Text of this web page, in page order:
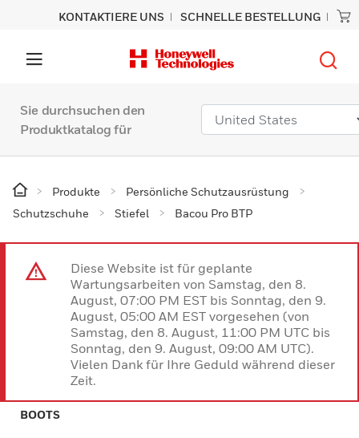
KONTAKTIERE UNS SCHNELLE BESTELLUNG
Sie durchsuchen den
Produktkatalog für
Produkte
Persönliche Schutzausrüstung
Schutzschuhe
Stiefel Bacou Pro BTP
Diese Website ist für geplante
Wartungsarbeiten von Samstag, den 8.
August, 07:00 PM EST bis Sonntag, den 9.
August, 05:00 AM EST vorgesehen (von
Samstag, den 8. August, 11:00 PM UTC bis
Sonntag, den 9. August, 09:00 AM UTC).
Vielen Dank für Ihre Geduld während dieser
Zeit.
BOOTS